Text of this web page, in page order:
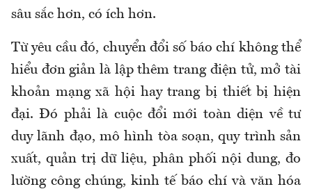
sâu sắc hơn, có ích hơn.
Từ yêu cầu đó, chuyển đổi số báo chí không thể
hiểu đơn giản là lập thêm trang điện tử, mở tài
khoản mạng xã hội hay trang bị thiết bị hiện
đại. Đó phải là cuộc đổi mới toàn diện về tư
duy lãnh đạo, mô hình tòa soạn, quy trình sản
xuất, quản trị dữ liệu, phân phối nội dung, đo
lường công chúng, kinh tế báo chí và văn hóa